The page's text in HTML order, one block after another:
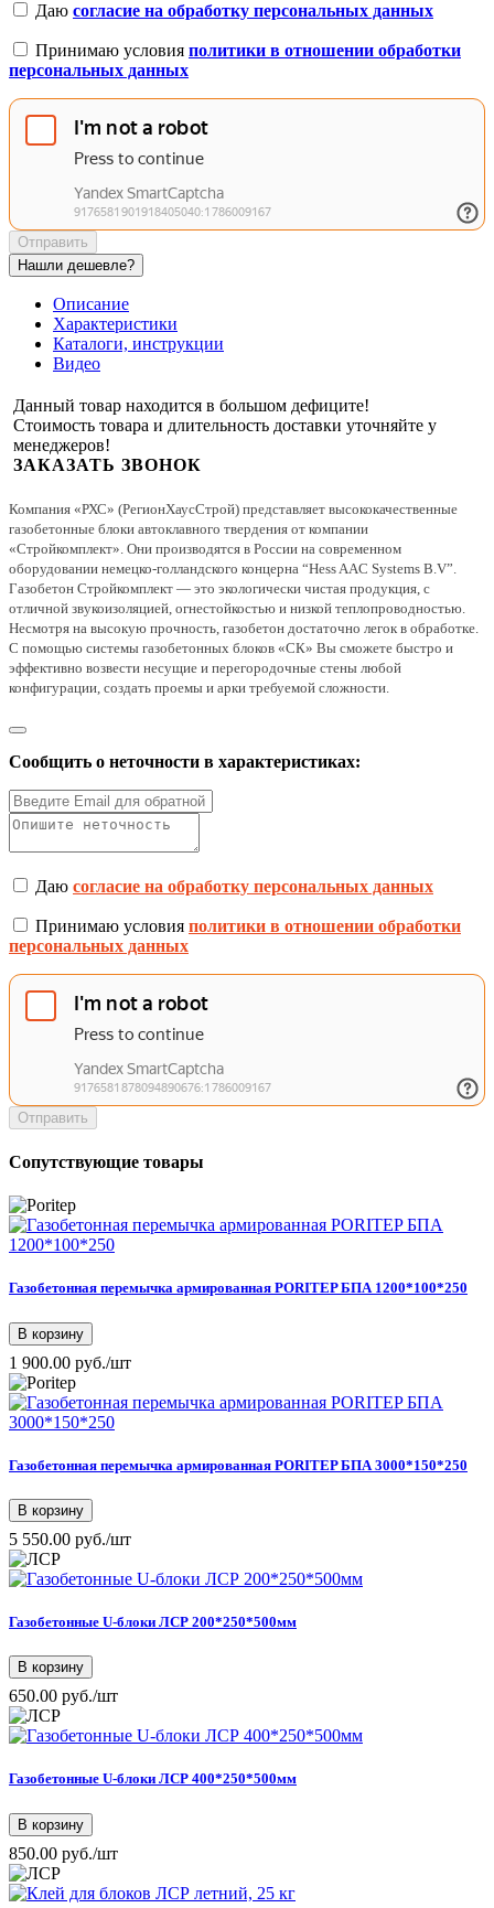
Даю согласие на обработку персональных данных
Принимаю условия политики в отношении обработки
персональных данных
Отправить
Нашли дешевле?
Описание
Характеристики
Каталоги, инструкции
Видео
Данный товар находится в большом дефиците!
Стоимость товара и длительность доставки уточняйте у
менеджеров!
ЗАКАЗАТЬ ЗВОНОК
Компания «РХС» (РегионХаусСтрой) представляет высококачественные
газобетонные блоки автоклавного твердения от компании
«Стройкомплект». Они производятся в России на современном
оборудовании немецко-голландского концерна “Hess AAC Systems B.V”.
Газобетон Стройкомплект — это экологически чистая продукция, с
отличной звукоизоляцией, огнестойкостью и низкой теплопроводностью.
Несмотря на высокую прочность, газобетон достаточно легок в обработке.
С помощью системы газобетонных блоков «СК» Вы сможете быстро и
эффективно возвести несущие и перегородочные стены любой
конфигурации, создать проемы и арки требуемой сложности.
Сообщить о неточности в характеристиках:
Даю согласие на обработку персональных данных
Принимаю условия политики в отношении обработки
персональных данных
Отправить
Сопутствующие товары
Газобетонная перемычка армированная PORITEP БПА 1200*100*250
В корзину
1 900.00 руб./шт
Газобетонная перемычка армированная PORITEP БПА 3000*150*250
В корзину
5 550.00 руб./шт
Газобетонные U-блоки ЛСР 200*250*500мм
В корзину
650.00 руб./шт
Газобетонные U-блоки ЛСР 400*250*500мм
В корзину
850.00 руб./шт